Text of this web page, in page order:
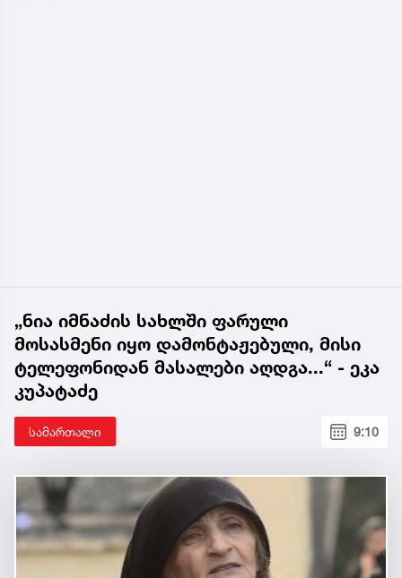
„ნია იმნაძის სახლში ფარული
მოსასმენი იყო დამონტაჟებული, მისი
ტელეფონიდან მასალები აღდგა...“ - ეკა
კუპატაძე
სამართალი 9:10